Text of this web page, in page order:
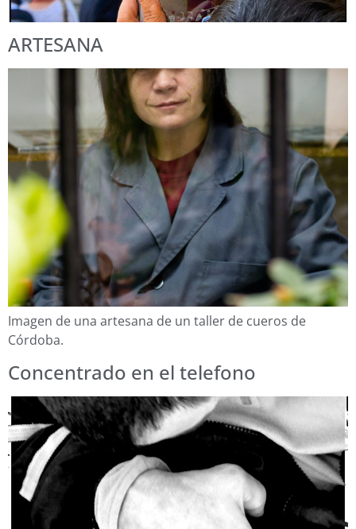
ARTESANA
Imagen de una artesana de un taller de cueros de
Córdoba.
Concentrado en el telefono